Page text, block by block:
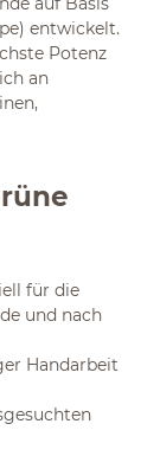
entwickelt.
Potenz
an
für die
und nach
Handarbeit